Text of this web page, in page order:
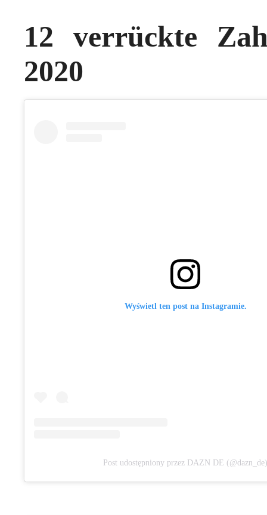
12 verrückte
2020
Wyświetl ten post na Instagramie.
Post udostępniony przez DAZN DE (@dazn_de)